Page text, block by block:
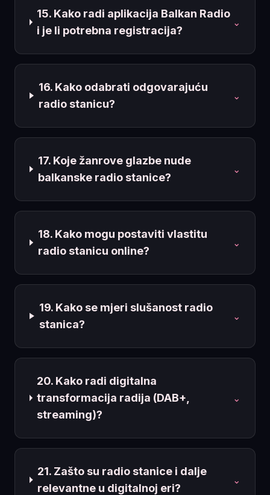
15. Kako radi aplikacija Balkan Radio
i je li potrebna registracija?
⌄
16. Kako odabrati odgovarajuću
radio stanicu?
⌄
17. Koje žanrove glazbe nude
balkanske radio stanice?
⌄
18. Kako mogu postaviti vlastitu
radio stanicu online?
⌄
19. Kako se mjeri slušanost radio
stanica?
⌄
20. Kako radi digitalna
transformacija radija (DAB+,
streaming)?
⌄
21. Zašto su radio stanice i dalje
relevantne u digitalnoj eri?
⌄